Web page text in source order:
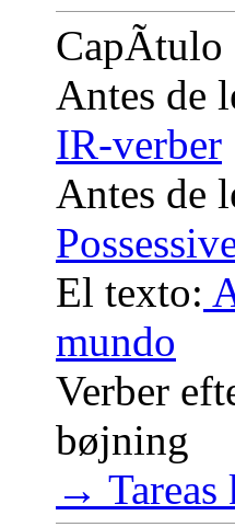
CapÃ­tulo
Antes de
IR-verber
Antes de
El texto:
mundo
Verber
bøjning
→ Tareas